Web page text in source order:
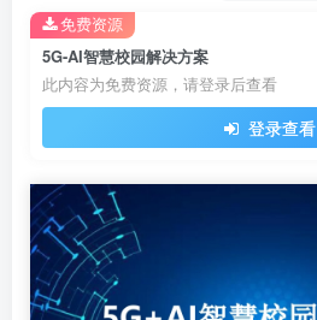
5G-AI智慧校园解决方案
此内容为免费资源，请登录后查看
登录查看
免费资源